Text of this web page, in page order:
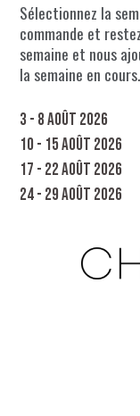
Sélectionnez la
commande et
semaine et nous
la semaine en cours.
3 - 8 août 2026
10 - 15 août 2026
17 - 22 août 2026
24 - 29 août 2026